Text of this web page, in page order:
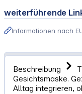
weiterführende
Informationen nach
Beschreibung
Gesichtsmaske.
Alltag integrieren,